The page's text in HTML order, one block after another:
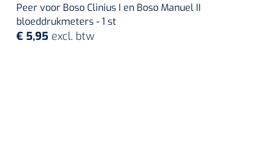
Peer voor Boso Clinius I en Boso Manuel II
bloeddrukmeters - 1 st
€ 5,95 excl. btw